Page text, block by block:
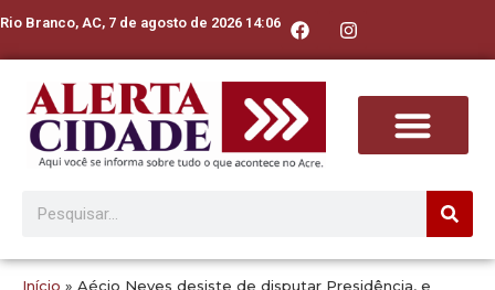
Rio Branco, AC, 7 de agosto de 2026 14:06
Início » Aécio Neves desiste de disputar Presidência, e